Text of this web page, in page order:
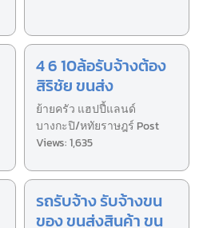
4 6 10ล้อรับจ้างต้อง
สิริชัย ขนส่ง
ย้ายครัว แฮปปี้แลนด์
บางกะปิ/หทัยราษฎร์ Post
Views: 1,635
รถรับจ้าง รับจ้างขน
ของ ขนส่งสินค้า ขน